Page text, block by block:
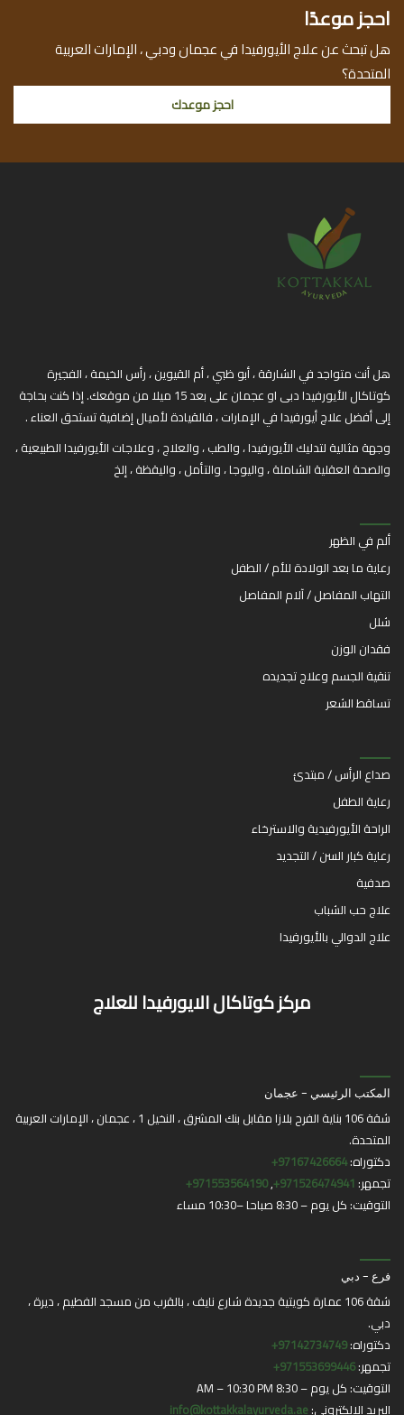
احجز موعدًا
هل تبحث عن علاج الأيورفيدا في عجمان ودبي ، الإمارات العربية
المتحدة؟
احجز موعدك
هل أنت متواجد في الشارقة ، أبو ظبي ، أم القيوين ، رأس الخيمة ، الفجيرة
كوتاكال الأيورفيدا دبى او عجمان على بعد 15 ميلا من موقعك. إذا كنت بحاجة
إلى أفضل علاج أيورفيدا في الإمارات ، فالقيادة لأميال إضافية تستحق العناء .
وجهة مثالية لتدليك الأيورفيدا ، والطب ، والعلاج ، وعلاجات الأيورفيدا الطبيعية ،
والصحة العقلية الشاملة ، واليوجا ، والتأمل ، واليقظة ، إلخ
ألم في الظهر
رعاية ما بعد الولادة للأم / الطفل
التهاب المفاصل / آلام المفاصل
شلل
فقدان الوزن
تنقية الجسم وعلاج تجديده
تساقط الشعر
صداع الرأس / مبتدئ
رعاية الطفل
الراحة الأيورفيدية والاسترخاء
رعاية كبار السن / التجديد
صدفية
علاج حب الشباب
علاج الدوالي بالأيورفيدا
مركز كوتاكال الايورفيدا للعلاج
المكتب الرئيسي - عجمان
شقة 106 بناية الفرح بلازا مقابل بنك المشرق ، النخيل 1 ، عجمان ، الإمارات العربية
المتحدة.
دكتوراه:97167426664+
تجمهر: 971526474941+
,
971553564190+
التوقيت: كل يوم – 8:30 صباحا –10:30 مساء
فرع - دبي
شقة 106 عمارة كويتية جديدة شارع نايف ، بالقرب من مسجد الفطيم ، ديرة ،
دبي.
دكتوراه:97142734749+
تجمهر:971553699446+
التوقيت: كل يوم – 8:30 AM – 10:30 PM
البريد الإلكتروني:info@kottakkalayurveda.ae